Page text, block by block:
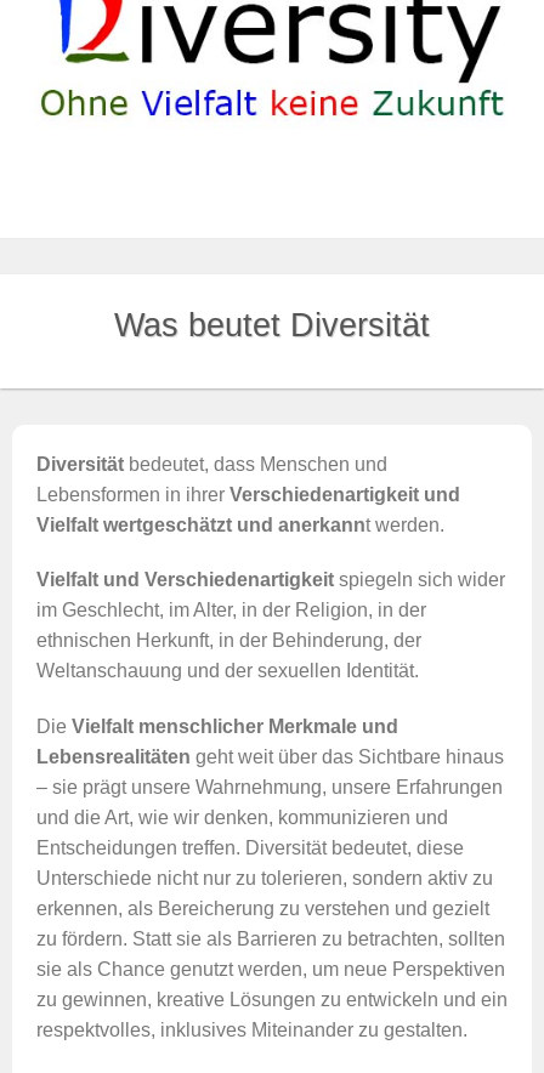
Was beutet Diversität
Diversitätbedeutet, dass Menschen und
Lebensformen in ihrer Verschiedenartigkeit und
Vielfalt wertgeschätzt und anerkannt werden.
Vielfalt und Verschiedenartigkeitspiegeln sich wider
im Geschlecht, im Alter, in der Religion, in der
ethnischen Herkunft, in der Behinderung, der
Weltanschauung und der sexuellen Identität.
Die Vielfalt menschlicher Merkmale und
Lebensrealitäten geht weit über das Sichtbare hinaus
– sie prägt unsere Wahrnehmung, unsere Erfahrungen
und die Art, wie wir denken, kommunizieren und
Entscheidungen treffen. Diversität bedeutet, diese
Unterschiede nicht nur zu tolerieren, sondern aktiv zu
erkennen, als Bereicherung zu verstehen und gezielt
zu fördern. Statt sie als Barrieren zu betrachten, sollten
sie als Chance genutzt werden, um neue Perspektiven
zu gewinnen, kreative Lösungen zu entwickeln und ein
respektvolles, inklusives Miteinander zu gestalten.